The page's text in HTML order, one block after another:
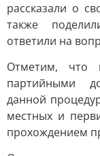
рассказали о
также
ответили на
Отметим, что
партийными
данной
местных и
прохождением